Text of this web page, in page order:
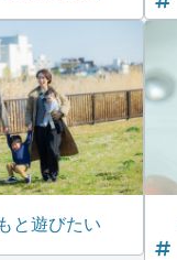
と遊びたい